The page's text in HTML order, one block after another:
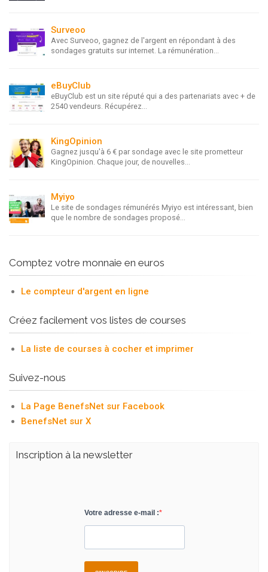
Surveoo
Avec Surveoo, gagnez de l'argent en répondant à des
sondages gratuits sur internet. La rémunération...
eBuyClub
eBuyClub est un site réputé qui a des partenariats avec + de
2540 vendeurs. Récupérez...
KingOpinion
Gagnez jusqu'à 6 € par sondage avec le site prometteur
KingOpinion. Chaque jour, de nouvelles...
Myiyo
Le site de sondages rémunérés Myiyo est intéressant, bien
que le nombre de sondages proposé...
Comptez votre monnaie en euros
Le compteur d'argent en ligne
Créez facilement vos listes de courses
La liste de courses à cocher et imprimer
Suivez-nous
La Page BenefsNet sur Facebook
BenefsNet sur X
Inscription à la newsletter